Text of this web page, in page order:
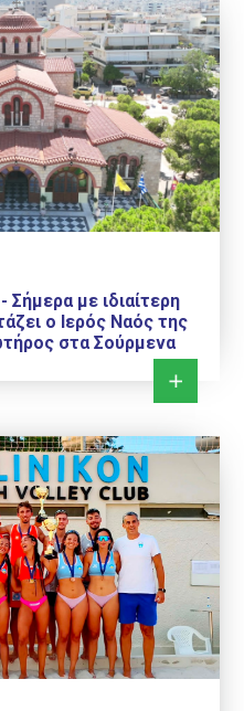
Σήμερα με ιδιαίτερη
ο Ιερός Ναός της
στα Σούρμενα